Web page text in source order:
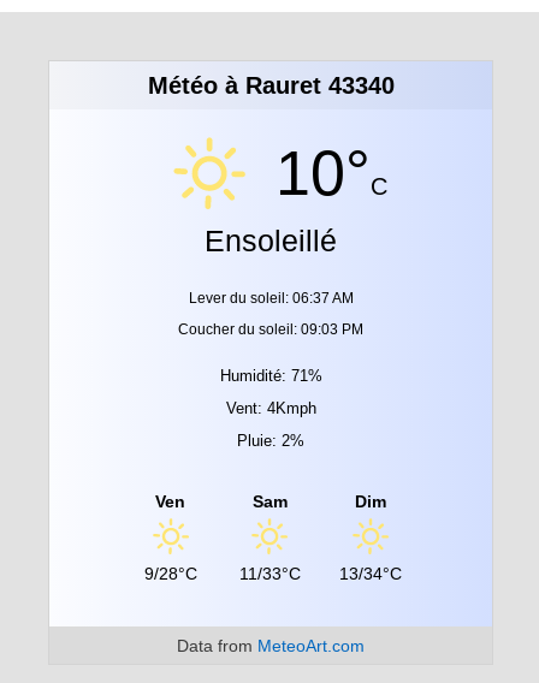
Météo à Rauret 43340
10°C
Ensoleillé
Lever du soleil: 06:37 AM
Coucher du soleil: 09:03 PM
Humidité: 71%
Vent: 4Kmph
Pluie: 2%
Ven
9/28°C
Sam
11/33°C
Dim
13/34°C
Data from MeteoArt.com